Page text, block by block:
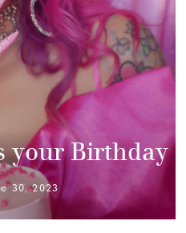
your Birthday
30, 2023